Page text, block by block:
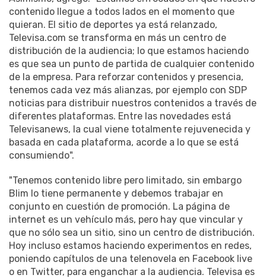
contenido llegue a todos lados en el momento que
quieran. El sitio de deportes ya está relanzado,
Televisa.com se transforma en más un centro de
distribución de la audiencia; lo que estamos haciendo
es que sea un punto de partida de cualquier contenido
de la empresa. Para reforzar contenidos y presencia,
tenemos cada vez más alianzas, por ejemplo con SDP
noticias para distribuir nuestros contenidos a través de
diferentes plataformas. Entre las novedades está
Televisanews, la cual viene totalmente rejuvenecida y
basada en cada plataforma, acorde a lo que se está
consumiendo".
"Tenemos contenido libre pero limitado, sin embargo
Blim lo tiene permanente y debemos trabajar en
conjunto en cuestión de promoción. La página de
internet es un vehículo más, pero hay que vincular y
que no sólo sea un sitio, sino un centro de distribución.
Hoy incluso estamos haciendo experimentos en redes,
poniendo capítulos de una telenovela en Facebook live
o en Twitter, para enganchar a la audiencia. Televisa es